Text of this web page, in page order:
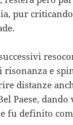
pur
risonanza e
distanze
Paese,
fu definito